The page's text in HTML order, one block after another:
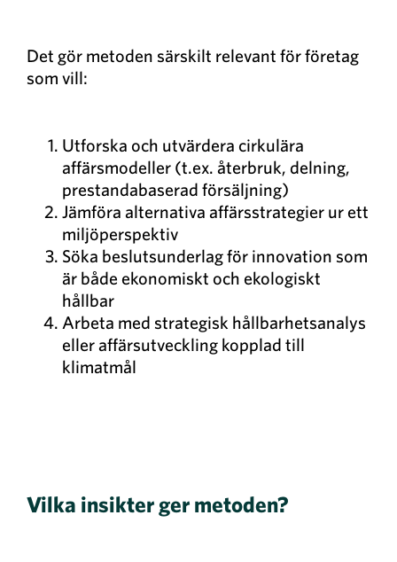
Det gör metoden särskilt relevant för företag
som vill:
Utforska och utvärdera cirkulära
affärsmodeller (t.ex. återbruk, delning,
prestandabaserad försäljning)
Jämföra alternativa affärsstrategier ur ett
miljöperspektiv
Söka beslutsunderlag för innovation som
är både ekonomiskt och ekologiskt
hållbar
Arbeta med strategisk hållbarhetsanalys
eller affärsutveckling kopplad till
klimatmål
Vilka insikter ger metoden?